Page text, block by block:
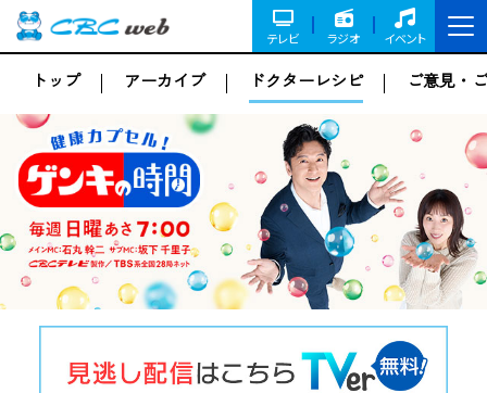
テレビ ラジオ イベント
トップ アーカイブ ドクターレシピ ご意見・